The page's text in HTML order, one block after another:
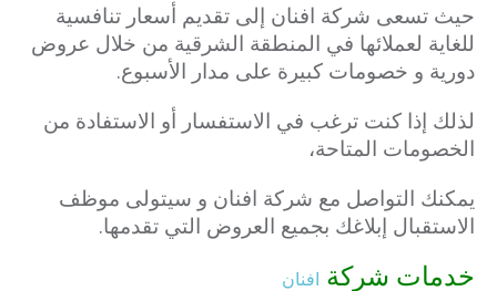
حيث تسعى شركة افنان إلى تقديم أسعار تنافسية
للغاية لعملائها في المنطقة الشرقية من خلال عروض
دورية و خصومات كبيرة على مدار الأسبوع.
لذلك إذا كنت ترغب في الاستفسار أو الاستفادة من
الخصومات المتاحة،
يمكنك التواصل مع شركة افنان و سيتولى موظف
الاستقبال إبلاغك بجميع العروض التي تقدمها.
خدمات شركة افنان